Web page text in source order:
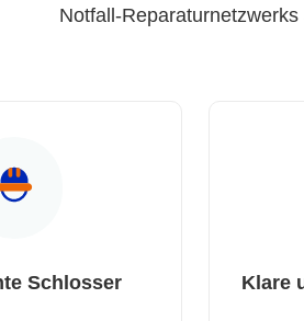
Notfall-Reparaturnetzwerks
Schlosser Klare